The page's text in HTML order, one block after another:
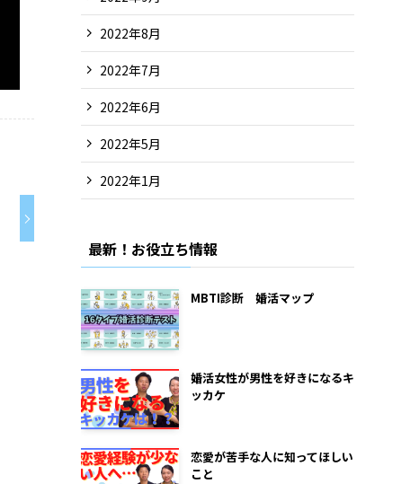
2022年8月
2022年7月
2022年6月
2022年5月
2022年1月
最新！お役立ち情報
MBTI診断 婚活マップ
婚活女性が男性を好きになるキ
ッカケ
恋愛が苦手な人に知ってほしい
こと